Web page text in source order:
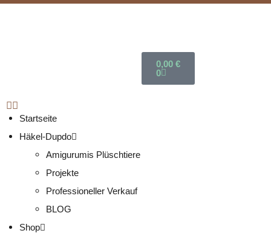
0,00 €
0
Startseite
Häkel-Dupdo
Amigurumis Plüschtiere
Projekte
Professioneller Verkauf
BLOG
Shop